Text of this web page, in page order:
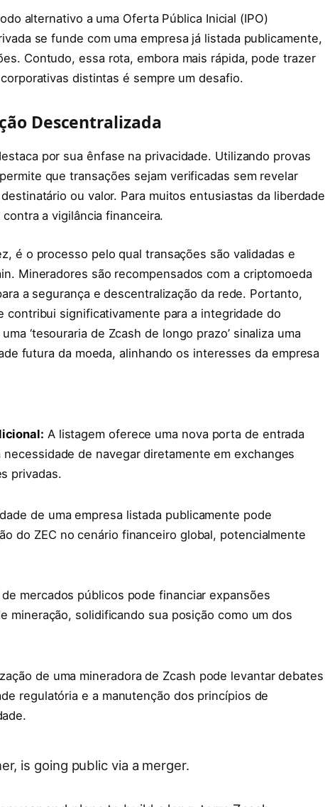
alternativo a uma Oferta Pública Inicial (IPO)
se funde com uma empresa já listada publicamente,
Contudo, essa rota, embora mais rápida, pode trazer
distintas é sempre um desafio.
Descentralizada
por sua ênfase na privacidade. Utilizando provas
que transações sejam verificadas sem revelar
ou valor. Para muitos entusiastas da liberdade
a vigilância financeira.
é o processo pelo qual transações são validadas e
Mineradores são recompensados com a criptomoeda
a segurança e descentralização da rede. Portanto,
contribui significativamente para a integridade do
‘tesouraria de Zcash de longo prazo’ sinaliza uma
futura da moeda, alinhando os interesses da empresa
A listagem oferece uma nova porta de entrada
de navegar diretamente em exchanges
privadas.
de uma empresa listada publicamente pode
do ZEC no cenário financeiro global, potencialmente
mercados públicos pode financiar expansões
mineração, solidificando sua posição como um dos
de uma mineradora de Zcash pode levantar debates
regulatória e a manutenção dos princípios de
is going public via a merger.